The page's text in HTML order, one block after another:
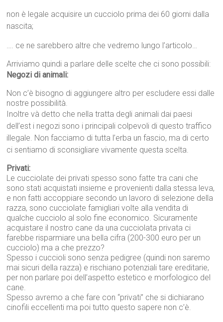
non è legale acquisire un cucciolo prima dei 60 giorni dalla
nascita;
…. ce ne sarebbero altre che vedremo lungo l’articolo…
Arriviamo quindi a parlare delle scelte che ci sono possibili:
Negozi di animali:
Non c’è bisogno di aggiungere altro per escludere essi dalle
nostre possibilità.
Inoltre và detto che nella tratta degli animali dai paesi
dell’est i negozi sono i principali colpevoli di questo traffico
illegale. Non facciamo di tutta l’erba un fascio, ma di certo
ci sentiamo di sconsigliare vivamente questa scelta.
Privati:
Le cucciolate dei privati spesso sono fatte tra cani che
sono stati acquistati insieme e provenienti dalla stessa leva,
e non fatti accoppiare secondo un lavoro di selezione della
razza, sono cucciolate famigliari volte alla vendita di
qualche cucciolo al solo fine economico. Sicuramente
acquistare il nostro cane da una cucciolata privata ci
farebbe risparmiare una bella cifra (200-300 euro per un
cucciolo) ma a che prezzo?
Spesso i cuccioli sono senza pedigree (quindi non saremo
mai sicuri della razza) e rischiano potenziali tare ereditarie,
per non parlare poi dell’aspetto estetico e morfologico del
cane.
Spesso avremo a che fare con “privati” che si dichiarano
cinofili eccellenti ma poi tutto questo sapere non c’è.